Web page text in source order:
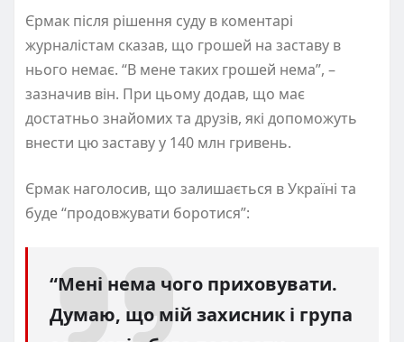
Єрмак після рішення суду в коментарі
журналістам сказав, що грошей на заставу в
нього немає. “В мене таких грошей нема”, –
зазначив він. При цьому додав, що має
достатньо знайомих та друзів, які допоможуть
внести цю заставу у 140 млн гривень.
Єрмак наголосив, що залишається в Україні та
буде “продовжувати боротися”:
“Мені нема чого приховувати.
Думаю, що мій захисник і група